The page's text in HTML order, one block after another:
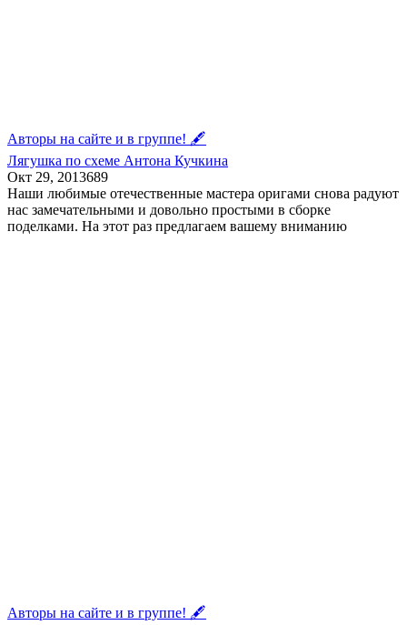
Авторы на сайте и в группе! 🖋
Лягушка по схеме Антона Кучкина
Окт 29, 2013689
Наши любимые отечественные мастера оригами снова радуют
нас замечательными и довольно простыми в сборке
поделками. На этот раз предлагаем вашему вниманию
Авторы на сайте и в группе! 🖋